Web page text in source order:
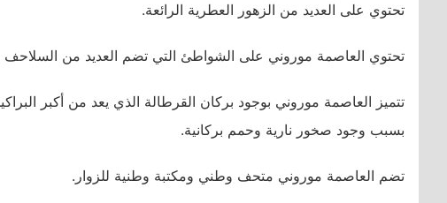
تحتوي على العديد من الزهور العطرية الرائعة.
تحتوي العاصمة موروني على الشواطئ التي تضم العديد من السلاحف
تتميز العاصمة موروني بوجود بركان القرطالة الذي يعد من أكبر
بسبب وجود صخور نارية وحمم بركانية.
تضم العاصمة موروني متحف وطني ومكتبة وطنية للزوار.